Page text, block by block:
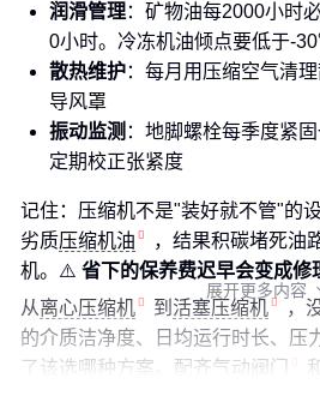
润滑管理：矿物油每2000小时
0小时。冷冻机油倾点要低于-
散热维护：每月用压缩空气清
导风罩
振动监测 ：地脚螺栓每季度紧
定期校正张紧度
记住：压缩机不是"装好就不管"的
劣质压缩机油
，结果积碳堵死油
机。⚠️ 省下的保养费迟早会变成修
从离心压缩机 到 活塞压缩机
，
的介质洁净度、日均运行时长、压
了该选哪种方案。配齐气动阀门
展开更多内容